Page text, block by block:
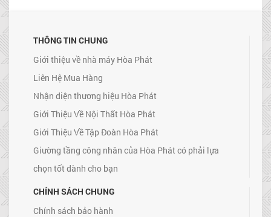
THÔNG TIN CHUNG
Giới thiệu về nhà máy Hòa Phát
Liên Hệ Mua Hàng
Nhận diện thương hiệu Hòa Phát
Giới Thiệu Về Nội Thất Hòa Phát
Giới Thiệu Về Tập Đoàn Hòa Phát
Giường tầng công nhân của Hòa Phát có phải lựa
chọn tốt dành cho bạn
CHÍNH SÁCH CHUNG
Chính sách bảo hành